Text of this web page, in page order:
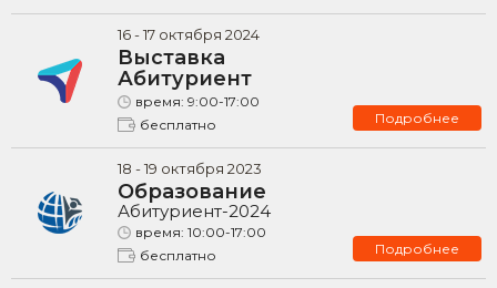
16-17октября 2024
Выставка
Абитуриент
время: 9:00-17:00
бесплатно
Подробнее
18 -19 октября 2023
Образование
Абитуриент-2024
время: 10:00-17:00
бесплатно
Подробнее